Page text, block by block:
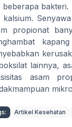
beberapa
kalsium.
propionat
lainnya,
asam
Artikel Kesehatan